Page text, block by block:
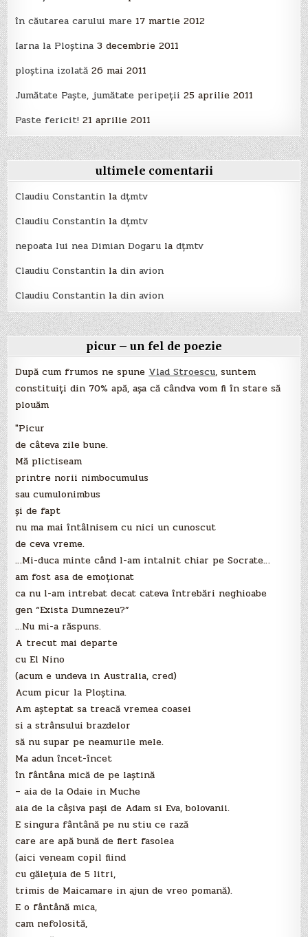
în căutarea carului mare 17 martie 2012
Iarna la Ploştina 3 decembrie 2011
ploştina izolată 26 mai 2011
Jumătate Paşte, jumătate peripeţii 25 aprilie 2011
Paste fericit! 21 aprilie 2011
ultimele comentarii
Claudiu Constantin ladțmtv
Claudiu Constantin ladțmtv
nepoata lui nea Dimian Dogaru ladțmtv
Claudiu Constantin ladin avion
Claudiu Constantin ladin avion
picur – un fel de poezie
După cum frumos ne spuneVlad Stroescu, suntem
constituiți din 70% apă, așa că cândva vom fi în stare să
plouăm
"Picur
de câteva zile bune.
Mă plictiseam
printre norii nimbocumulus
sau cumulonimbus
şi de fapt
nu ma mai întâlnisem cu nici un cunoscut
de ceva vreme.
…Mi-duca minte când l-am intalnit chiar pe Socrate…
am fost asa de emoţionat
ca nu l-am intrebat decat cateva întrebări neghioabe
gen “Exista Dumnezeu?”
…Nu mi-a răspuns.
A trecut mai departe
cu El Nino
(acum e undeva in Australia, cred)
Acum picur la Ploştina.
Am aşteptat sa treacă vremea coasei
si a strânsului brazdelor
să nu supar pe neamurile mele.
Ma adun încet-încet
în fântâna mică de pe laştină
– aia de la Odaie in Muche
aia de la câşiva paşi de Adam si Eva, bolovanii.
E singura fântână pe nu stiu ce rază
care are apă bună de fiert fasolea
(aici veneam copil fiind
cu găleţuia de 5 litri,
trimis de Maicamare in ajun de vreo pomană).
E o fântână mica,
cam nefolosită,